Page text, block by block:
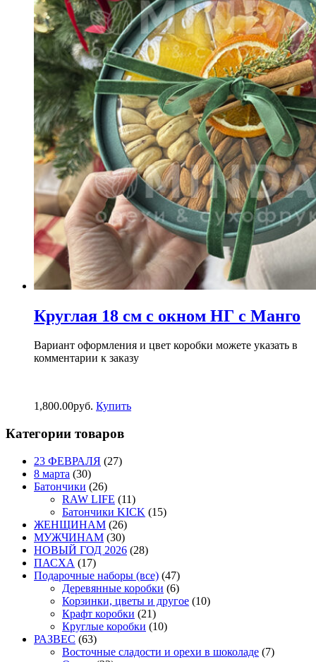
Круглая 18 см с окном НГ с Манго
Вариант оформления и цвет коробки можете указать в
комментарии к заказу
1,800.00руб. Купить
Категории товаров
23 ФЕВРАЛЯ (27)
8 марта (30)
Батончики (26)
RAW LIFE (11)
Батончики KICK (15)
ЖЕНЩИНАМ (26)
МУЖЧИНАМ (30)
НОВЫЙ ГОД 2026 (28)
ПАСХА (17)
Подарочные наборы (все) (47)
Деревянные коробки (6)
Корзинки, цветы и другое (10)
Крафт коробки (21)
Круглые коробки (10)
РАЗВЕС (63)
Восточные сладости и орехи в шоколаде (7)